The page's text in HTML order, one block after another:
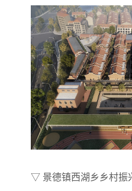
▽ 景德镇西湖乡乡村振